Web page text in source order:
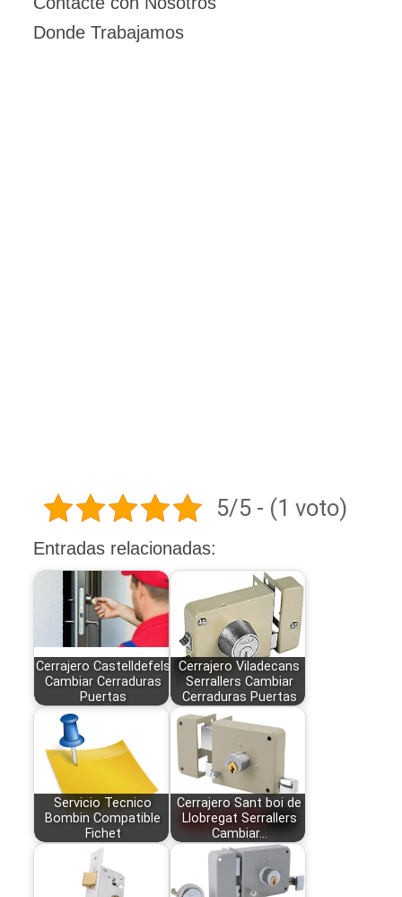
Donde Trabajamos
5/5 - (1 voto)
Entradas relacionadas:
Cerrajero Castelldefels
Cambiar Cerraduras
Puertas
Cerrajero Viladecans
Serrallers Cambiar
Cerraduras Puertas
Servicio Tecnico
Bombin Compatible
Fichet
Cerrajero Sant boi de
Llobregat Serrallers
Cambiar…